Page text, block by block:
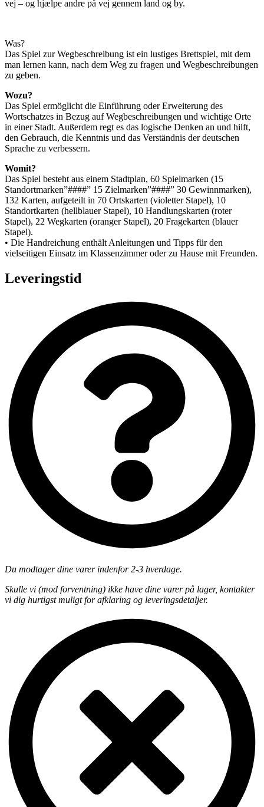
vej – og hjælpe andre på vej gennem land og by.
Was?
Das Spiel zur Wegbeschreibung ist ein lustiges Brettspiel, mit dem
man lernen kann, nach dem Weg zu fragen und Wegbeschreibungen
zu geben.
Wozu?
Das Spiel ermöglicht die Einführung oder Erweiterung des
Wortschatzes in Bezug auf Wegbeschreibungen und wichtige Orte
in einer Stadt. Außerdem regt es das logische Denken an und hilft,
den Gebrauch, die Kenntnis und das Verständnis der deutschen
Sprache zu verbessern.
Womit?
Das Spiel besteht aus einem Stadtplan, 60 Spielmarken (15
Standortmarken”####” 15 Zielmarken”####” 30 Gewinnmarken),
132 Karten, aufgeteilt in 70 Ortskarten (violetter Stapel), 10
Standortkarten (hellblauer Stapel), 10 Handlungskarten (roter
Stapel), 22 Wegkarten (oranger Stapel), 20 Fragekarten (blauer
Stapel).
• Die Handreichung enthält Anleitungen und Tipps für den
vielseitigen Einsatz im Klassenzimmer oder zu Hause mit Freunden.
Leveringstid
Du modtager dine varer indenfor 2-3 hverdage.
Skulle vi (mod forventning) ikke have dine varer på lager, kontakter
vi dig hurtigst muligt for afklaring og leveringsdetaljer.